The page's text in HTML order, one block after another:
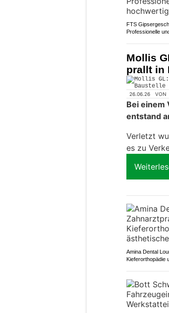
FTS
Professionelle
Mollis
prallt in
26.06.26 VON
Bei einem
entstand
Verletzt
es zu
Amina Dental
Kieferorthopädie